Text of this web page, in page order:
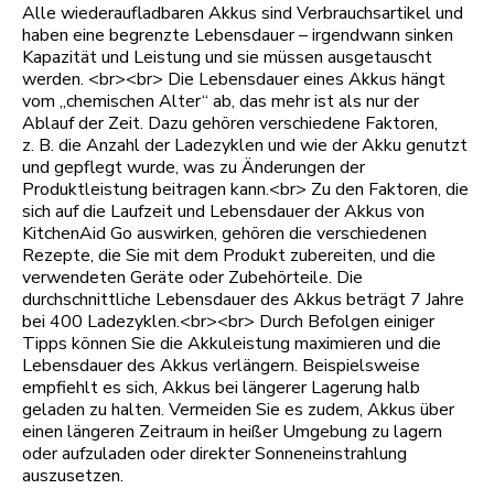
Alle wiederaufladbaren Akkus sind Verbrauchsartikel und
haben eine begrenzte Lebensdauer – irgendwann sinken
Kapazität und Leistung und sie müssen ausgetauscht
werden. <br><br> Die Lebensdauer eines Akkus hängt
vom „chemischen Alter“ ab, das mehr ist als nur der
Ablauf der Zeit. Dazu gehören verschiedene Faktoren,
z. B. die Anzahl der Ladezyklen und wie der Akku genutzt
und gepflegt wurde, was zu Änderungen der
Produktleistung beitragen kann.<br> Zu den Faktoren, die
sich auf die Laufzeit und Lebensdauer der Akkus von
KitchenAid Go auswirken, gehören die verschiedenen
Rezepte, die Sie mit dem Produkt zubereiten, und die
verwendeten Geräte oder Zubehörteile. Die
durchschnittliche Lebensdauer des Akkus beträgt 7 Jahre
bei 400 Ladezyklen.<br><br> Durch Befolgen einiger
Tipps können Sie die Akkuleistung maximieren und die
Lebensdauer des Akkus verlängern. Beispielsweise
empfiehlt es sich, Akkus bei längerer Lagerung halb
geladen zu halten. Vermeiden Sie es zudem, Akkus über
einen längeren Zeitraum in heißer Umgebung zu lagern
oder aufzuladen oder direkter Sonneneinstrahlung
auszusetzen.